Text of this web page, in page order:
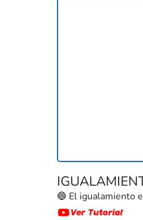
🔵 El igualamiento